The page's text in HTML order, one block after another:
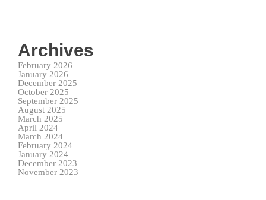
Archives
February 2026
January 2026
December 2025
October 2025
September 2025
August 2025
March 2025
April 2024
March 2024
February 2024
January 2024
December 2023
November 2023